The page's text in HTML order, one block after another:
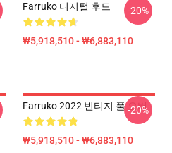
Farruko 디지털 후드
₩5,918,510 - ₩6,883,110
-20%
Farruko 2022 빈티지 풀 오버
₩5,918,510 - ₩6,883,110
-20%